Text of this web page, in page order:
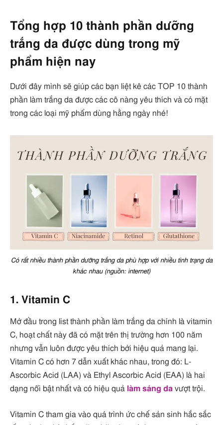
Tổng hợp 10 thành phần dưỡng
trắng da được dùng trong mỹ
phẩm hiện nay
Dưới đây mình sẽ giúp các bạn liệt kê các TOP 10 thành
phần làm trắng da được các cô nàng yêu thích và có mặt
trong các loại mỹ phẩm dùng hằng ngày nhé!
Có rất nhiều thành phần dưỡng trắng da phù hợp với nhiều tình trạng da
khác nhau (nguồn: internet)
1. Vitamin C
Mở đầu trong list thành phần làm trắng da chính là vitamin
C, hoạt chất này đã có mặt trên thị trường hơn 100 năm
nhưng vẫn luôn được yêu thích bởi hiệu quả mang lại.
Vitamin C có hơn 7 dẫn xuất khác nhau, trong đó: L-
Ascorbic Acid (LAA) và Ethyl Ascorbic Acid (EAA) là hai
dạng nổi bật nhất và có hiệu quả làm sáng da vượt trội.
Vitamin C tham gia vào quá trình ức chế sản sinh hắc sắc